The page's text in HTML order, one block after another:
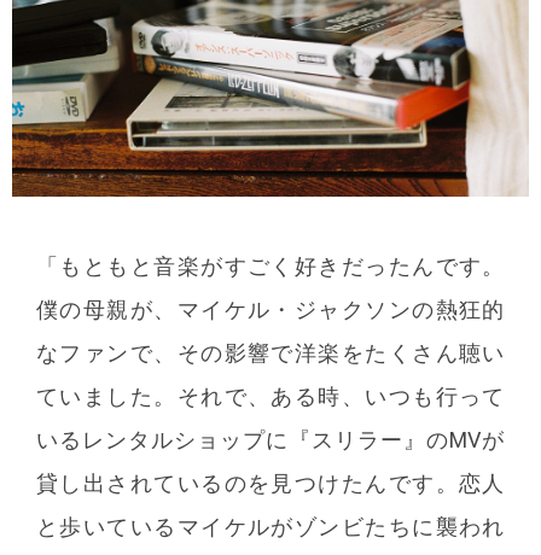
「もともと音楽がすごく好きだったんです。
僕の母親が、マイケル・ジャクソンの熱狂的
なファンで、その影響で洋楽をたくさん聴い
ていました。それで、ある時、いつも行って
いるレンタルショップに『スリラー』のMVが
貸し出されているのを見つけたんです。恋人
と歩いているマイケルがゾンビたちに襲われ